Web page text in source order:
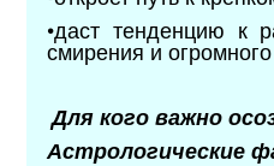
•даст тенденцию к
смирения и
Для кого важно
Астрологические